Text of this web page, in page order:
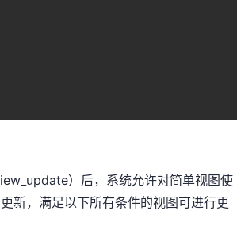
）后，系统允许对简单视图使
新，满足以下所有条件的视图可进行更